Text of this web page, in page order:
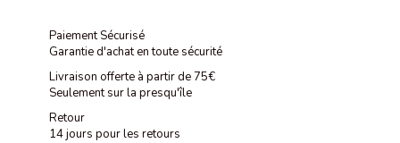
Paiement Sécurisé
Garantie d'achat en toute sécurité
Livraison offerte à partir de 75€
Seulement sur la presqu'île
Retour
14 jours pour les retours